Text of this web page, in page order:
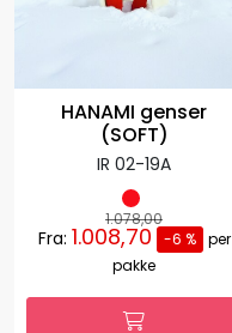
HANAMI genser
(SOFT)
IR 02-19A
1.078,00
Fra: 1.008,70 -6 %
per
pakke